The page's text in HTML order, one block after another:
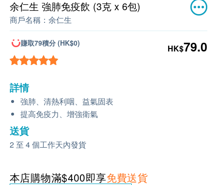
余仁生 強肺免疫飲 (3克 x 6包)
商戶名稱： 余仁生
賺取79積分 (HK$0) HK$79.0
詳情
強肺、清熱利咽、益氣固表
提高免疫力、增強衛氣
送貨
2 至 4 個工作天內發貨
本店購物滿$400即享免費送貨